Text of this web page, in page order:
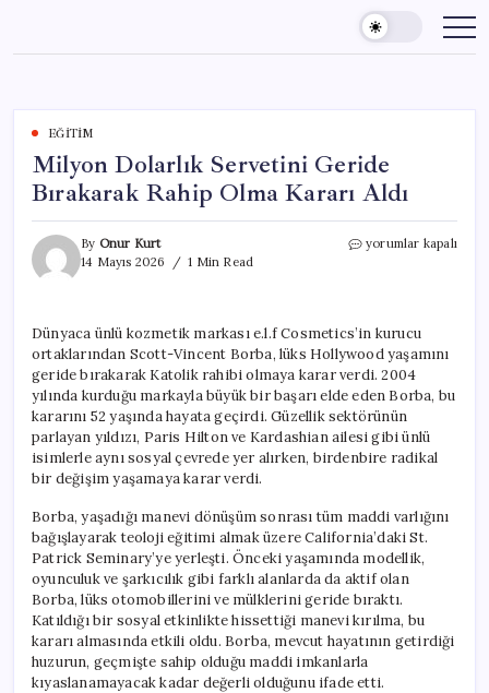
content
EĞITIM
Milyon Dolarlık Servetini Geride
Bırakarak Rahip Olma Kararı Aldı
By Onur Kurt
14 Mayıs 2026
1 Min Read
Milyon
Rahip
Olma
Kararı
Aldı
için
yorumlar kapalı
Dünyaca ünlü kozmetik markası e.l.f Cosmetics’in kurucu
ortaklarından Scott-Vincent Borba, lüks Hollywood yaşamını
geride bırakarak Katolik rahibi olmaya karar verdi. 2004
yılında kurduğu markayla büyük bir başarı elde eden Borba, bu
kararını 52 yaşında hayata geçirdi. Güzellik sektörünün
parlayan yıldızı, Paris Hilton ve Kardashian ailesi gibi ünlü
isimlerle aynı sosyal çevrede yer alırken, birdenbire radikal
bir değişim yaşamaya karar verdi.
Borba, yaşadığı manevi dönüşüm sonrası tüm maddi varlığını
bağışlayarak teoloji eğitimi almak üzere California’daki St.
Patrick Seminary’ye yerleşti. Önceki yaşamında modellik,
oyunculuk ve şarkıcılık gibi farklı alanlarda da aktif olan
Borba, lüks otomobillerini ve mülklerini geride bıraktı.
Katıldığı bir sosyal etkinlikte hissettiği manevi kırılma, bu
kararı almasında etkili oldu. Borba, mevcut hayatının getirdiği
huzurun, geçmişte sahip olduğu maddi imkanlarla
kıyaslanamayacak kadar değerli olduğunu ifade etti.